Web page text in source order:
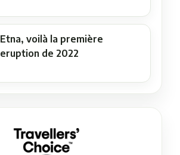
Etna, voilà la première
eruption de 2022